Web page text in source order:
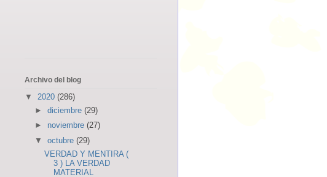
Archivo del blog
▼ 2020 (286)
► diciembre (29)
► noviembre (27)
▼ octubre (29)
VERDAD Y MENTIRA (
3 ) LA VERDAD
MATERIAL